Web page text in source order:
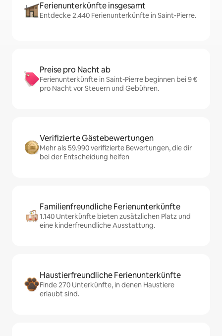
Ferienunterkünfte insgesamt
Entdecke 2.440 Ferienunterkünfte in Saint-Pierre.
Preise pro Nacht ab
Ferienunterkünfte in Saint-Pierre beginnen bei 9 €
pro Nacht vor Steuern und Gebühren.
Verifizierte Gästebewertungen
Mehr als 59.990 verifizierte Bewertungen, die dir
bei der Entscheidung helfen
Familienfreundliche Ferienunterkünfte
1.140 Unterkünfte bieten zusätzlichen Platz und
eine kinderfreundliche Ausstattung.
Haustierfreundliche Ferienunterkünfte
Finde 270 Unterkünfte, in denen Haustiere
erlaubt sind.